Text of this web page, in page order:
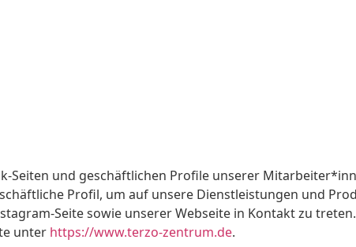
Seiten und geschäftlichen Profile unserer
Profil, um auf unsere Dienstleistungen und
Seite sowie unserer Webseite in Kontakt zu
unter https://www.terzo-zentrum.de.